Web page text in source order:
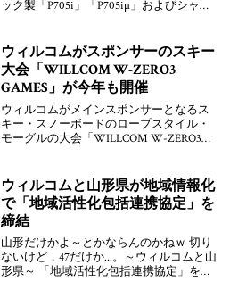
ック製「P705i」「P705iμ」およびシャー
サービス「ソフトウェア更新」の提
ウィルコムがスポンサーのスキー
大会「WILLCOM W-ZERO3
GAMES」が今年も開催
ウィルコムがメインスポンサーとなるス
キー・スノーボードのロープスタイル・
モーグルの大会「WILLCOM W-ZERO3
ZERO3」がもらえたり。3月17日(土)～1
ウィルコムと山形県が地域情報化
で「地域活性化包括連携協定」を
締結
山形だけかよ～とかならんのかねｗ 切り
ないけど，47だけか...。～ウィルコムと山
形県～ 「地域活性化包括連携協定」を締